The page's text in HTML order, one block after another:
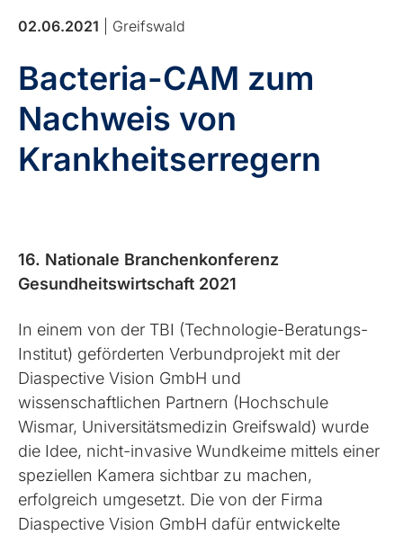
02.06.2021 | Greifswald
Bacteria-CAM zum
Nachweis von
Krankheitserregern
16. Nationale Branchenkonferenz
Gesundheitswirtschaft 2021
In einem von der TBI (Technologie-Beratungs-
Institut) geförderten Verbundprojekt mit der
Diaspective Vision GmbH und
wissenschaftlichen Partnern (Hochschule
Wismar, Universitätsmedizin Greifswald) wurde
die Idee, nicht-invasive Wundkeime mittels einer
speziellen Kamera sichtbar zu machen,
erfolgreich umgesetzt. Die von der Firma
Diaspective Vision GmbH dafür entwickelte